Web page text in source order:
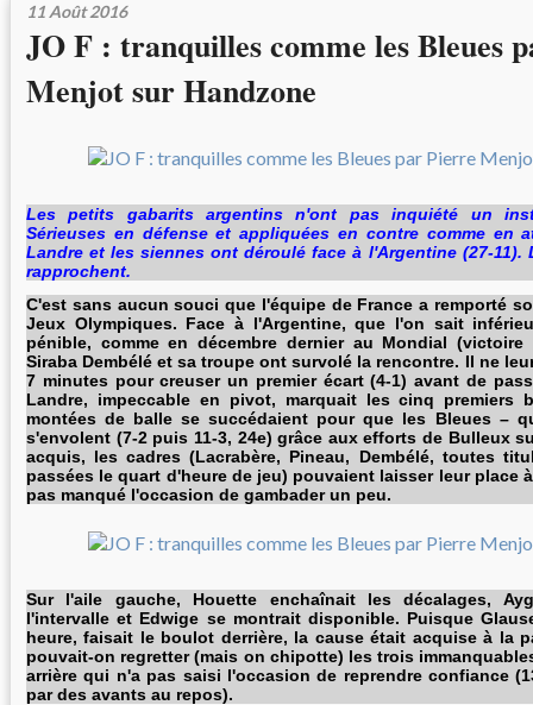
11 Août 2016
JO F : tranquilles comme les Bleues
Menjot sur Handzone
Les petits gabarits argentins n'ont pas inquiété un
Sérieuses en défense et appliquées en contre comme en
Landre et les siennes ont déroulé face à l'Argentine (27-11).
rapprochent.
C'est sans aucun souci que l'équipe de France a remporté
Jeux Olympiques. Face à l'Argentine, que l'on sait
pénible, comme en décembre dernier au Mondial (victoire
Siraba Dembélé et sa troupe ont survolé la rencontre. Il ne
7 minutes pour creuser un premier écart (4-1) avant de
Landre, impeccable en pivot, marquait les cinq premiers
montées de balle se succédaient pour que les Bleues –
s'envolent (7-2 puis 11-3, 24e) grâce aux efforts de Bulleux
acquis, les cadres (Lacrabère, Pineau, Dembélé, toutes
passées le quart d'heure de jeu) pouvaient laisser leur place
pas manqué l'occasion de gambader un peu.
Sur l'aile gauche, Houette enchaînait les décalages,
l'intervalle et Edwige se montrait disponible. Puisque
heure, faisait le boulot derrière, la cause était acquise à la
pouvait-on regretter (mais on chipotte) les trois
arrière qui n'a pas saisi l'occasion de reprendre confiance
par des avants au repos).